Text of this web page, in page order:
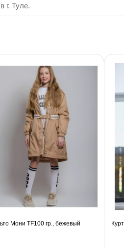
г. Туле.
Мони TF100 гр., бежевый